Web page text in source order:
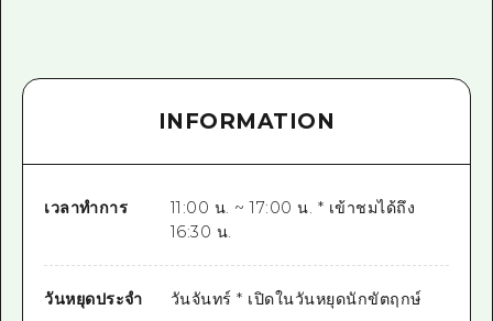
INFORMATION
เวลาทำการ
11:00 น. ~ 17:00 น. * เข้าชมได้ถึง
16:30 น.
วันหยุดประจำ วันจันทร์ * เปิดในวันหยุดนักขัตฤกษ์